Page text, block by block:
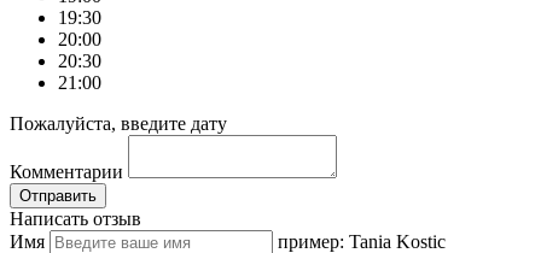
19:30
20:00
20:30
21:00
Пожалуйста, введите дату
Комментарии
Отправить
Написать отзыв
Имя
пример: Tania Kostic